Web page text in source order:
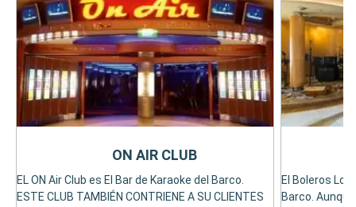
EL ON Air Club es El Bar de Karaoke del Barco.
ESTE CLUB TAMBIÉN CONTRIENE A SU CLIENTES
ON AIR CLUB
El Boleros
Barco.